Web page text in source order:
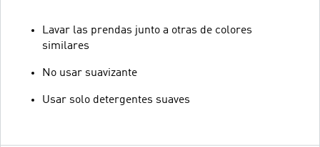
Lavar las prendas junto a otras de colores
similares
No usar suavizante
Usar solo detergentes suaves